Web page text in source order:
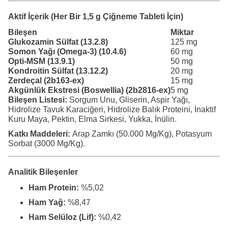
Aktif İçerik (Her Bir 1,5 g Çiğneme Tableti İçin)
Bileşen
Miktar
Glukozamin Sülfat (13.2.8)
125 mg
Somon Yağı (Omega-3) (10.4.6)
60 mg
Opti-MSM (13.9.1)
50 mg
Kondroitin Sülfat (13.12.2)
20 mg
Zerdeçal (2b163-ex)
15 mg
Akgünlük Ekstresi (Boswellia) (2b2816-ex)5 mg
Bileşen Listesi: Sorgum Unu, Gliserin, Aspir Yağı,
Hidrolize Tavuk Karaciğeri, Hidrolize Balık Proteini, İnaktif
Kuru Maya, Pektin, Elma Sirkesi, Yukka, İnülin.
Katkı Maddeleri: Arap Zamkı (50.000 Mg/Kg), Potasyum
Sorbat (3000 Mg/Kg).
Analitik Bileşenler
Ham Protein: %5,02
Ham Yağ: %8,47
Ham Selüloz (Lif): %0,42